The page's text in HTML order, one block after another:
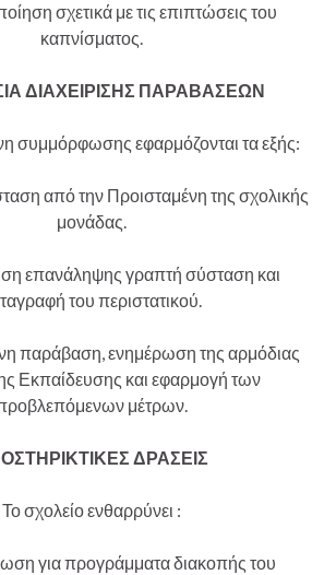
σχετικά με τις επιπτώσεις του
καπνίσματος.
ΔΙΑΧΕΙΡΙΣΗΣ ΠΑΡΑΒΑΣΕΩΝ
συμμόρφωσης εφαρμόζονται τα εξής:
από την Προισταμένη της σχολικής
μονάδας.
επανάληψης γραπτή σύσταση και
του περιστατικού.
παράβαση, ενημέρωση της αρμόδιας
Εκπαίδευσης και εφαρμογή των
μέτρων.
ΔΡΑΣΕΙΣ
Το σχολείο ενθαρρύνει :
για προγράμματα διακοπής του